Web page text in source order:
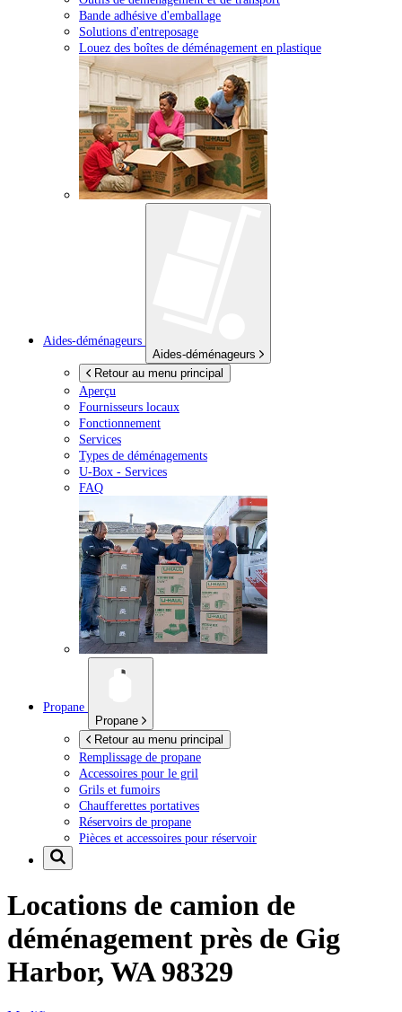
Bande adhésive d'emballage
Solutions d'entreposage
Louez des boîtes de déménagement en plastique
Aides-déménageurs
Aides-déménageurs
Retour au menu principal
Aperçu
Fournisseurs locaux
Fonctionnement
Services
Types de déménagements
U-Box - Services
FAQ
Propane
Propane
Retour au menu principal
Remplissage de propane
Accessoires pour le gril
Grils et fumoirs
Chaufferettes portatives
Réservoirs de propane
Pièces et accessoires pour réservoir
Locations de camion de
déménagement près de Gig
Harbor, WA 98329